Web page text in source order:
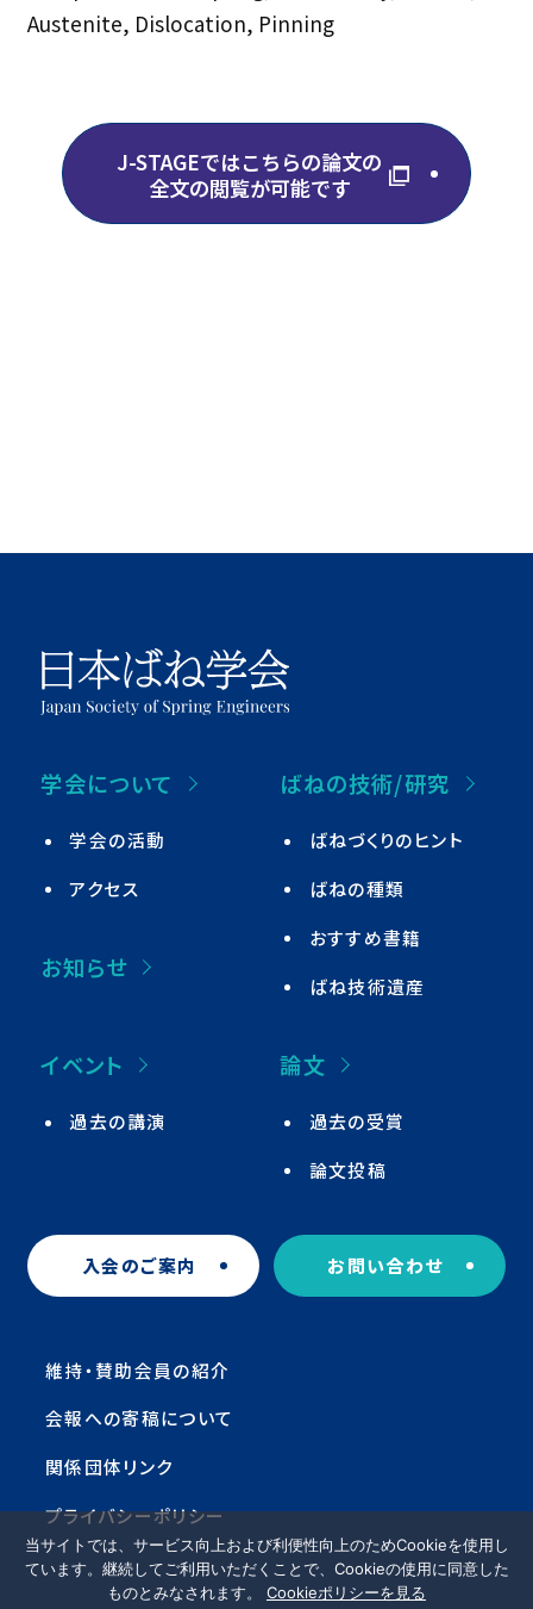
Austenite, Dislocation, Pinning
J-STAGEではこちらの論文の
全文の閲覧が可能です
学会について
学会の活動
アクセス
お知らせ
ばねの技術/研究
ばねづくりのヒント
ばねの種類
おすすめ書籍
ばね技術遺産
イベント
過去の講演
論文
過去の受賞
論文投稿
入会のご案内 お問い合わせ
維持・賛助会員の紹介
会報への寄稿について
関係団体リンク
プライバシーポリシー
当サイトでは、サービス向上および利便性向上のためCookieを使用し
ています。継続してご利用いただくことで、Cookieの使用に同意した
ものとみなされます。 Cookieポリシーを見る